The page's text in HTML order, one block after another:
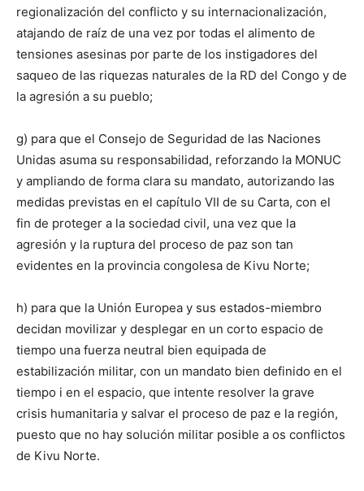
regionalización del conflicto y su internacionalización,
atajando de raíz de una vez por todas el alimento de
tensiones asesinas por parte de los instigadores del
saqueo de las riquezas naturales de la RD del Congo y de
la agresión a su pueblo;
g) para que el Consejo de Seguridad de las Naciones
Unidas asuma su responsabilidad, reforzando la MONUC
y ampliando de forma clara su mandato, autorizando las
medidas previstas en el capítulo VII de su Carta, con el
fin de proteger a la sociedad civil, una vez que la
agresión y la ruptura del proceso de paz son tan
evidentes en la provincia congolesa de Kivu Norte;
h) para que la Unión Europea y sus estados-miembro
decidan movilizar y desplegar en un corto espacio de
tiempo una fuerza neutral bien equipada de
estabilización militar, con un mandato bien definido en el
tiempo i en el espacio, que intente resolver la grave
crisis humanitaria y salvar el proceso de paz e la región,
puesto que no hay solución militar posible a os conflictos
de Kivu Norte.